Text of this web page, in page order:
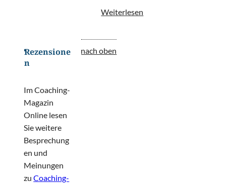
Weiterlesen
Rezensione
n
Im Coaching-
Magazin
Online lesen
Sie weitere
Besprechung
en und
Meinungen
zuCoaching-
nach oben